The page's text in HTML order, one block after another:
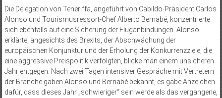
Die Delegation von Teneriffa, angeführt von Cabildo-Präsident Carlos
Alonso und Tourismusressort-Chef Alberto Bernabé, konzentrierte
sich ebenfalls auf eine Sicherung der Fluganbindungen. Alonso
erklärte, angesichts des Brexits, der Abschwächung der
europäischen Konjunktur und der Erholung der Konkurrenzziele, die
eine aggressive Preispolitik verfolgten, blicke man einem unsicheren
Jahr entgegen. Nach zwei Tagen intensiver Gespräche mit Vertretern
der Branche gaben Alonso und Bernabé bekannt, es gäbe Anzeichen
dafür, dass dieses Jahr „schwieriger“ sein werde als das vergangene,